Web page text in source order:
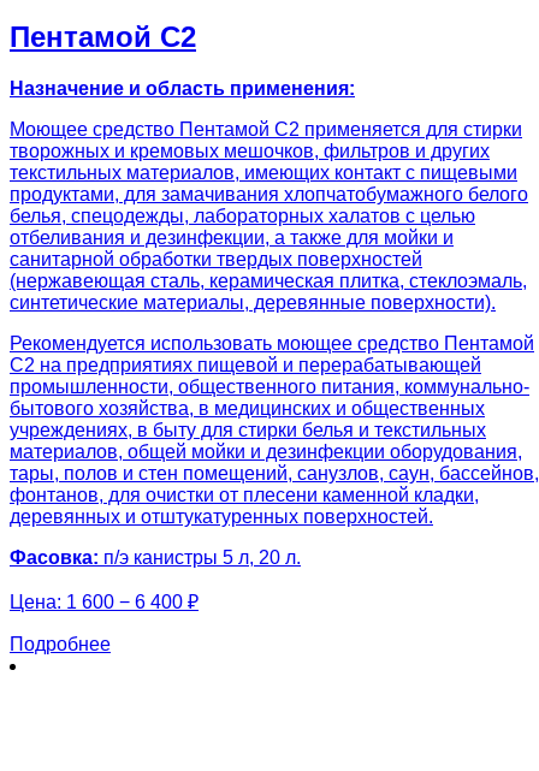
Пентамой С2
Назначение и область применения:
Моющее средство Пентамой С2 применяется для стирки
творожных и кремовых мешочков, фильтров и других
текстильных материалов, имеющих контакт с пищевыми
продуктами, для замачивания хлопчатобумажного белого
белья, спецодежды, лабораторных халатов с целью
отбеливания и дезинфекции, а также для мойки и
санитарной обработки твердых поверхностей
(нержавеющая сталь, керамическая плитка, стеклоэмаль,
синтетические материалы, деревянные поверхности).
Рекомендуется использовать моющее средство Пентамой
С2 на предприятиях пищевой и перерабатывающей
промышленности, общественного питания, коммунально-
бытового хозяйства, в медицинских и общественных
учреждениях, в быту для стирки белья и текстильных
материалов, общей мойки и дезинфекции оборудования,
тары, полов и стен помещений, санузлов, саун, бассейнов,
фонтанов, для очистки от плесени каменной кладки,
деревянных и отштукатуренных поверхностей.
Фасовка: п/э канистры 5 л, 20 л.
Цена: 1 600 − 6 400 ₽
Подробнее